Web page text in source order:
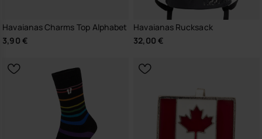
Havaianas Charms Top Alphabet
3,90 €
Havaianas Rucksack
32,00 €